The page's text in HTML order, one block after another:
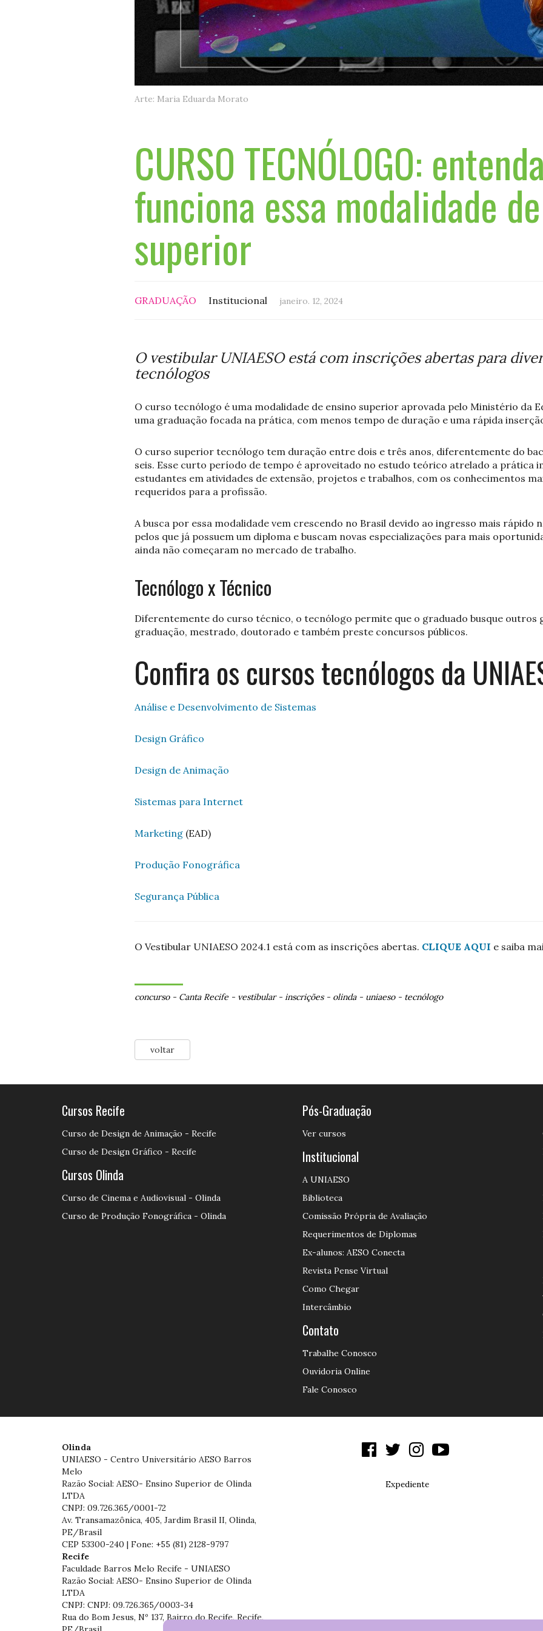
Arte: Maria Eduarda Morato
CURSO TECNÓLOGO:
funciona essa modalidade
superior
GRADUAÇÃO Institucional janeiro. 12, 2024
O vestibular UNIAESO está com inscrições abertas para
tecnólogos
O curso tecnólogo é uma modalidade de ensino superior aprovada pelo Ministério da
uma graduação focada na prática, com menos tempo de duração e uma rápida
O curso superior tecnólogo tem duração entre dois e três anos, diferentemente do
seis. Esse curto período de tempo é aproveitado no estudo teórico atrelado a prática
estudantes em atividades de extensão, projetos e trabalhos, com os conhecimentos
requeridos para a profissão.
A busca por essa modalidade vem crescendo no Brasil devido ao ingresso mais rápido
pelos que já possuem um diploma e buscam novas especializações para mais
ainda não começaram no mercado de trabalho.
Tecnólogo x Técnico
Diferentemente do curso técnico, o tecnólogo permite que o graduado busque outros
graduação, mestrado, doutorado e também preste concursos públicos.
Confira os cursos tecnólogos da
Análise e Desenvolvimento de Sistemas
Design Gráfico
Design de Animação
Sistemas para Internet
Marketing (EAD)
Produção Fonográfica
Segurança Pública
O Vestibular UNIAESO 2024.1 está com as inscrições abertas. CLIQUE AQUI e saiba
concurso- Canta Recife - vestibular- inscrições- olinda- uniaeso- tecnólogo
voltar
Cursos Recife
Curso de Design de Animação - Recife
Curso de Design Gráfico - Recife
Cursos Olinda
Curso de Cinema e Audiovisual - Olinda
Curso de Produção Fonográfica - Olinda
Pós-Graduação
Ver cursos
Institucional
A UNIAESO
Biblioteca
Comissão Própria de Avaliação
Requerimentos de Diplomas
Ex-alunos: AESO Conecta
Revista Pense Virtual
Como Chegar
Intercâmbio
Contato
Trabalhe Conosco
Ouvidoria Online
Fale Conosco
Olinda
UNIAESO - Centro Universitário AESO Barros
Melo
Razão Social: AESO- Ensino Superior de Olinda
LTDA
CNPJ: 09.726.365/0001-72
Av. Transamazônica, 405, Jardim Brasil II, Olinda,
PE/Brasil
CEP 53300-240 | Fone: +55 (81) 2128-9797
Recife
Faculdade Barros Melo Recife - UNIAESO
Razão Social: AESO- Ensino Superior de Olinda
LTDA
CNPJ: CNPJ: 09.726.365/0003-34
Rua do Bom Jesus, Nº 137, Bairro do Recife, Recife,
Expediente